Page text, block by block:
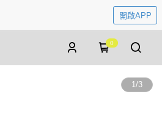
開啟APP
0
1/3